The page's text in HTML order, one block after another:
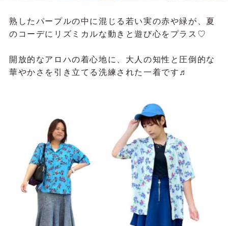
熟したパープルの中に混じる若い実の赤や緑が、夏
のコーデにリズミカルな動きと遊び心をプラス♡
開放的なアロハの着心地に、大人の知性と圧倒的な
華やかさを引き立てる洗練された一着です♬